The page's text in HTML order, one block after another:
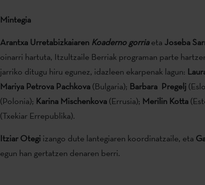
Mintegia
Arantxa Urretabizkaiaren Koaderno gorria eta Joseba
oinarri hartuta, Itzultzaile Berriak programan parte
jarriko ditugu hiru egunez, idazleen ekarpenak lagun:
Mariya Petrova Pachkova(Bulgaria); Barbara Pregelj
(Polonia); Karina Mischenkova(Errusia); Merilin Kotta
(Txekiar Errepublika).
Itziar Otegiizango dute lantegiaren koordinatzaile, eta
egun han gertatzen denaren berri.